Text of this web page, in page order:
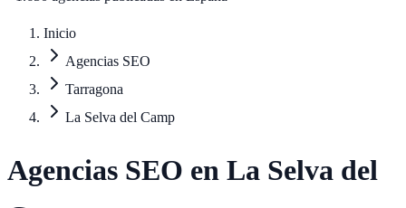
Inicio
Agencias SEO
Tarragona
La Selva del Camp
Agencias SEO en La Selva del